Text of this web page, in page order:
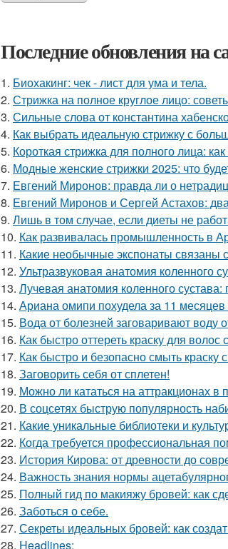
Последние обновления на
1. Биохакинг: чек - лист для ума и тела.
2. Стрижка на полное круглое лицо:
3. Сильные слова от константина
4. Как выбрать идеальную стрижку с
5. Короткая стрижка для полного лица:
6. Модные женские стрижки 2025: что
7. Евгений Миронов: правда ли о
8. Евгений Миронов и Сергей Астахов:
9. Лишь в том случае, если диеты не
10. Как развивалась промышленность в
11. Какие необычные экспонаты связаны
12. Ультразвуковая анатомия коленного
13. Лучевая анатомия коленного
14. Ариана омипи похудела за 11 месяцев
15. Вода от болезней заговаривают воду
16. Как быстро оттереть краску для
17. Как быстро и безопасно смыть краску
18. Заговорить себя от сплетен!
19. Можно ли кататься на аттракционах в
20. В соцсетях быструю популярность
21. Какие уникальные библиотеки и
22. Когда требуется профессиональная
23. История Кирова: от древности до
24. Важность знания нормы
25. Полный гид по макияжу бровей: как
26. Заботься о себе.
27. Секреты идеальных бровей: как
28. Headlines: